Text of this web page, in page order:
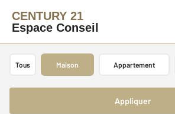
CENTURY 21
Espace Conseil
Tous Maison Appartement
Appliquer